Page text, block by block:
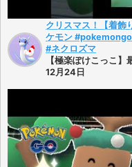
クリスマス！【着飾
ケモン
#ネクロズマ
【極楽ぽけこっこ
12月24日